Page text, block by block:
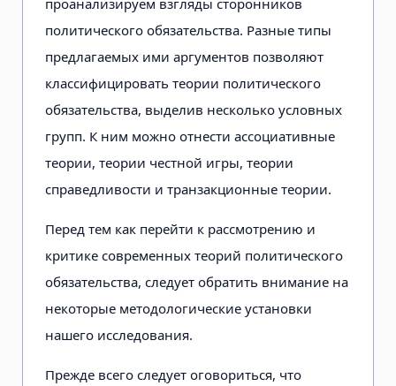
политического обязательства. Разные типы
предлагаемых ими аргументов позволяют
классифицировать теории политического
обязательства, выделив несколько условных
групп. К ним можно отнести ассоциативные
теории, теории честной игры, теории
справедливости и транзакционные теории.
Перед тем как перейти к рассмотрению и
критике современных теорий политического
обязательства, следует обратить внимание на
некоторые методологические установки
нашего исследования.
Прежде всего следует оговориться, что